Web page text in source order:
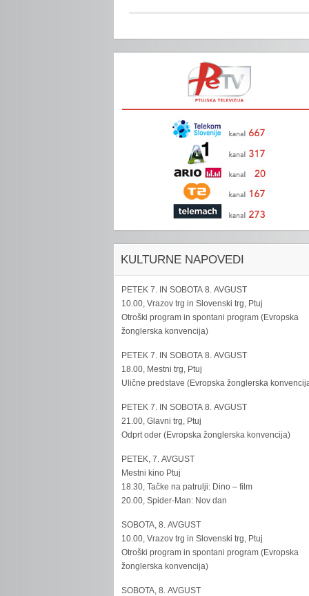
KULTURNE NAPOVEDI
PETEK 7. IN SOBOTA 8. AVGUST
10.00, Vrazov trg in Slovenski trg, Ptuj
Otroški program in spontani program (Evropska
žonglerska konvencija)
PETEK 7. IN SOBOTA 8. AVGUST
18.00, Mestni trg, Ptuj
Ulične predstave (Evropska žonglerska
PETEK 7. IN SOBOTA 8. AVGUST
21.00, Glavni trg, Ptuj
Odprt oder (Evropska žonglerska konvencija)
PETEK, 7. AVGUST
Mestni kino Ptuj
18.30, Tačke na patrulji: Dino – film
20.00, Spider-Man: Nov dan
SOBOTA, 8. AVGUST
10.00, Vrazov trg in Slovenski trg, Ptuj
Otroški program in spontani program (Evropska
žonglerska konvencija)
SOBOTA, 8. AVGUST